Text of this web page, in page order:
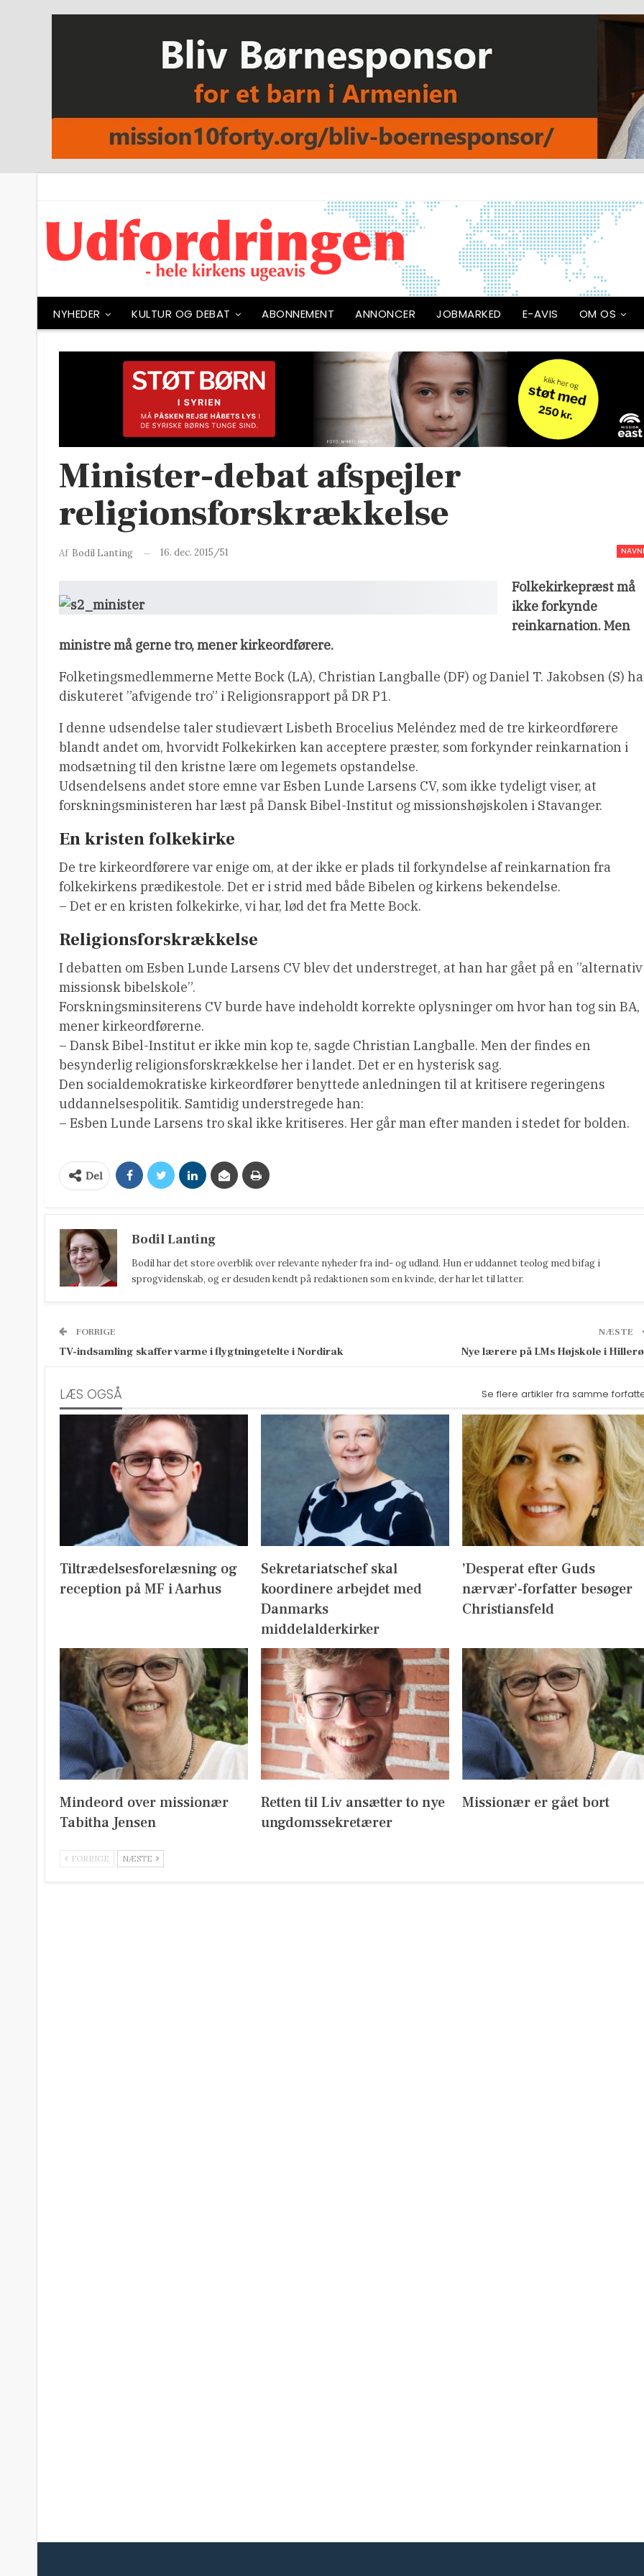
NYHEDER KULTUR OG DEBAT ABONNEMENT ANNONCER JOBMARKED E-AVIS OM OS
Minister-debat afspejler
religionsforskrækkelse
Af Bodil Lanting 16. dec. 2015/51
Folkekirkepræst må
ikke forkynde
reinkarnation. Men
ministre må gerne tro, mener kirkeordførere.
Folketingsmedlemmerne Mette Bock (LA), Christian Langballe (DF) og Daniel T. Jakobsen (S)
diskuteret ”afvigende tro” i Religionsrapport på DR P1.
I denne udsendelse taler studievært Lisbeth Brocelius Meléndez med de tre kirkeordførere
blandt andet om, hvorvidt Folkekirken kan acceptere præster, som forkynder reinkarnation i
modsætning til den kristne lære om legemets opstandelse.
Udsendelsens andet store emne var Esben Lunde Larsens CV, som ikke tydeligt viser, at
forskningsministeren har læst på Dansk Bibel-Institut og missionshøjskolen i Stavanger.
En kristen folkekirke
De tre kirkeordførere var enige om, at der ikke er plads til forkyndelse af reinkarnation fra
folkekirkens prædikestole. Det er i strid med både Bibelen og kirkens bekendelse.
– Det er en kristen folkekirke, vi har, lød det fra Mette Bock.
Religionsforskrækkelse
I debatten om Esben Lunde Larsens CV blev det understreget, at han har gået på en ”alternativ
missionsk bibelskole”.
Forskningsminsiterens CV burde have indeholdt korrekte oplysninger om hvor han tog sin BA,
mener kirkeordførerne.
– Dansk Bibel-Institut er ikke min kop te, sagde Christian Langballe. Men der findes en
besynderlig religionsforskrækkelse her i landet. Det er en hysterisk sag.
Den socialdemokratiske kirkeordfører benyttede anledningen til at kritisere regeringens
uddannelsespolitik. Samtidig understregede han:
– Esben Lunde Larsens tro skal ikke kritiseres. Her går man efter manden i stedet for bolden.
Del
Bodil Lanting
Bodil har det store overblik over relevante nyheder fra ind- og udland. Hun er uddannet teolog med bifag i
sprogvidenskab, og er desuden kendt på redaktionen som en kvinde, der har let til latter.
FORRIGE
TV-indsamling skaffer varme i flygtningetelte i Nordirak
NÆSTE
Nye lærere på LMs Højskole i
LÆS OGSÅ Se flere artikler fra samme
Tiltrædelsesforelæsning og
reception på MF i Aarhus
Sekretariatschef skal
koordinere arbejdet med
Danmarks
middelalderkirker
’Desperat efter Guds
nærvær’-forfatter besøger
Christiansfeld
Mindeord over missionær
Tabitha Jensen
Retten til Liv ansætter to nye
ungdomssekretærer
Missionær er gået bort
FORRIGE NÆSTE